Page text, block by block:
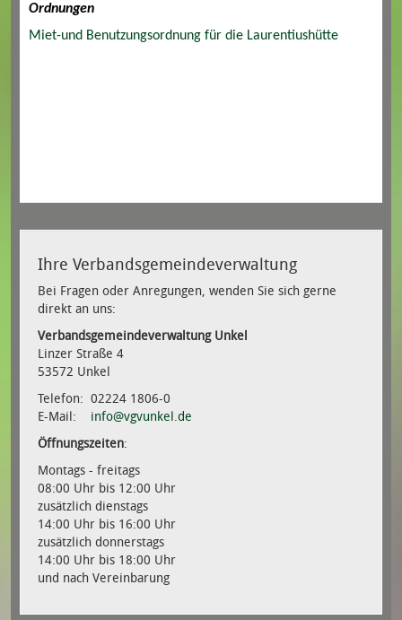
Ordnungen
Miet-und Benutzungsordnung für die Laurentiushütte
Ihre Verbandsgemeindeverwaltung
Bei Fragen oder Anregungen, wenden Sie sich gerne
direkt an uns:
Verbandsgemeindeverwaltung Unkel
Linzer Straße 4
53572 Unkel
Telefon: 02224 1806-0
E-Mail: info@vgvunkel.de
Öffnungszeiten:
Montags - freitags
08:00 Uhr bis 12:00 Uhr
zusätzlich dienstags
14:00 Uhr bis 16:00 Uhr
zusätzlich donnerstags
14:00 Uhr bis 18:00 Uhr
und nach Vereinbarung